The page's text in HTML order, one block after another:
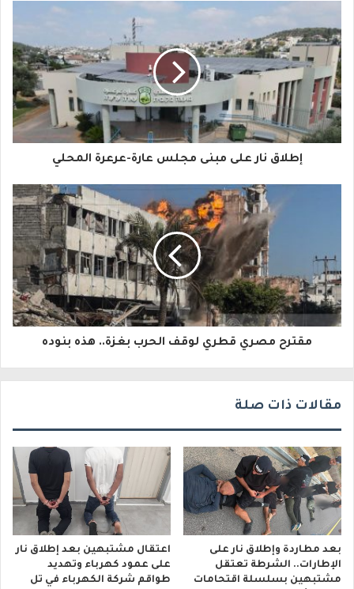
ر
ي
د
ك
ا
ك
ت
ر
ن
إطلاق نار على مبنى مجلس عارة-عرعرة المحلي
مقترح مصري قطري لوقف الحرب بغزة.. هذه بنوده
مقالات ذات صلة
بعد مطاردة وإطلاق نار على
الإطارات.. الشرطة تعتقل
مشتبهين بسلسلة اقتحامات
اعتقال مشتبهين بعد إطلاق نار
على عمود كهرباء وتهديد
طواقم شركة الكهرباء في تل